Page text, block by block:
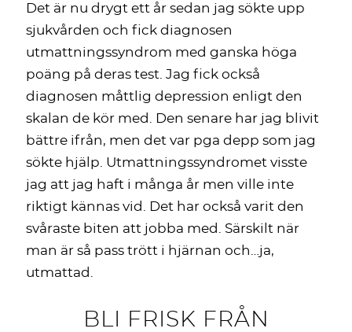
Det är nu drygt ett år sedan jag sökte upp
sjukvården och fick diagnosen
utmattningssyndrom med ganska höga
poäng på deras test. Jag fick också
diagnosen måttlig depression enligt den
skalan de kör med. Den senare har jag blivit
bättre ifrån, men det var pga depp som jag
sökte hjälp. Utmattningssyndromet visste
jag att jag haft i många år men ville inte
riktigt kännas vid. Det har också varit den
svåraste biten att jobba med. Särskilt när
man är så pass trött i hjärnan och…ja,
utmattad.
BLI FRISK FRÅN